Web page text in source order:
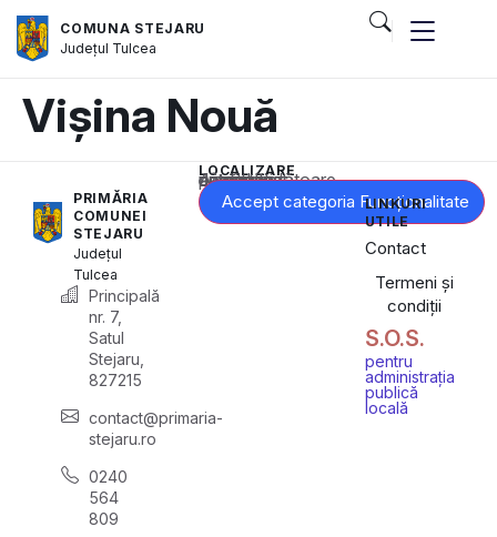
COMUNA STEJARU
Județul Tulcea
Vișina Nouă
PRIMĂRIA
COMUNEI
STEJARU
Județul
Tulcea
Principală
nr. 7,
Satul
Stejaru,
827215
contact@primaria-
stejaru.ro
0240
564
809
LOCALIZARE
Acest conținut este blocat până când acceptați categoria corespunzătoare de cookie-uri.
Accept categoria Funcționalitate
LINKURI
UTILE
Contact
Termeni și
condiții
S.O.S.
pentru
administrația
publică
locală